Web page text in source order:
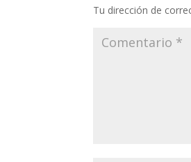
Tu dirección de